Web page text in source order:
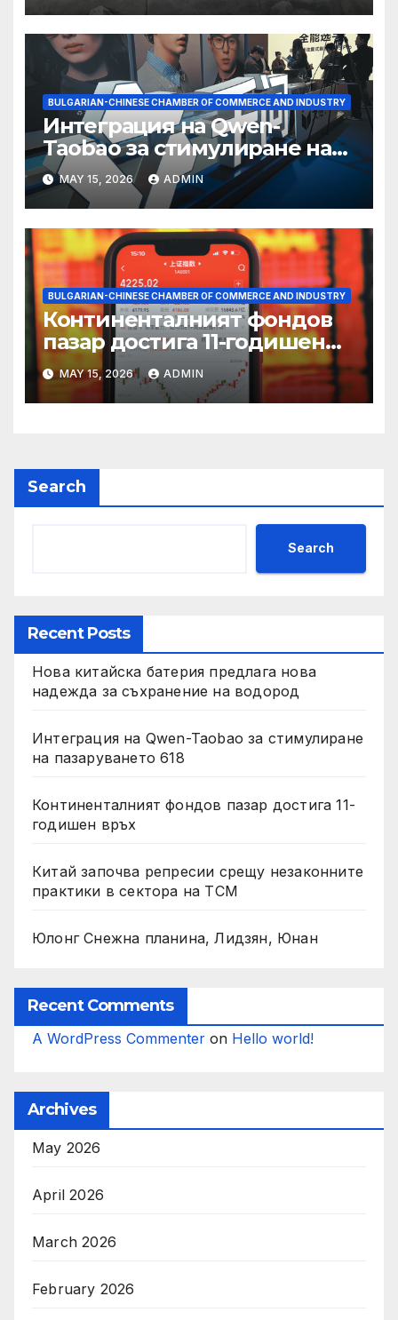
BULGARIAN-CHINESE CHAMBER OF COMMERCE AND INDUSTRY
Интеграция на Qwen-
Taobao за стимулиране на
пазаруването 618
MAY 15, 2026 ADMIN
BULGARIAN-CHINESE CHAMBER OF COMMERCE AND INDUSTRY
Континенталният фондов
пазар достига 11-годишен
връх
MAY 15, 2026 ADMIN
Search
Search
Recent Posts
Нова китайска батерия предлага нова
надежда за съхранение на водород
Интеграция на Qwen-Taobao за стимулиране
на пазаруването 618
Континенталният фондов пазар достига 11-
годишен връх
Китай започва репресии срещу незаконните
практики в сектора на TCM
Юлонг Снежна планина, Лидзян, Юнан
Recent Comments
A WordPress Commenter on Hello world!
Archives
May 2026
April 2026
March 2026
February 2026